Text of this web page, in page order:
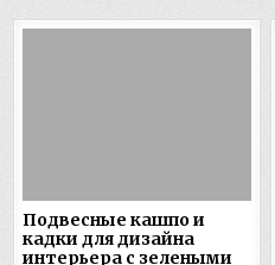
Подвесные кашпо и
кадки для дизайна
интерьера с зелеными